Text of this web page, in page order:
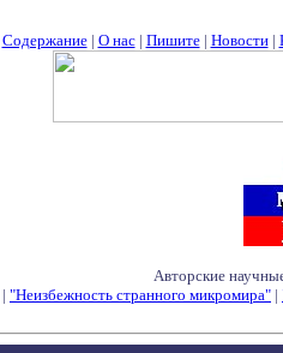
Содержание| О нас| Пишите| Новости|
Авторские
| "Неизбежность странного микромира" |